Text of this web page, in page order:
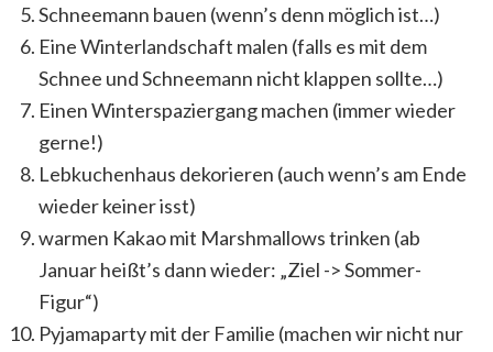
Schneemann bauen (wenn’s denn möglich ist…)
Eine Winterlandschaft malen (falls es mit dem
Schnee und Schneemann nicht klappen sollte…)
Einen Winterspaziergang machen (immer wieder
gerne!)
Lebkuchenhaus dekorieren (auch wenn’s am Ende
wieder keiner isst)
warmen Kakao mit Marshmallows trinken (ab
Januar heißt’s dann wieder: „Ziel -> Sommer-
Figur“)
Pyjamaparty mit der Familie (machen wir nicht nur